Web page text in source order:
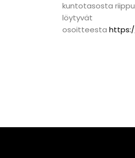
kuntotasosta
löytyvät
osoitteesta